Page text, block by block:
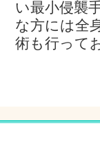
い最小侵襲
な方には全
術も行って